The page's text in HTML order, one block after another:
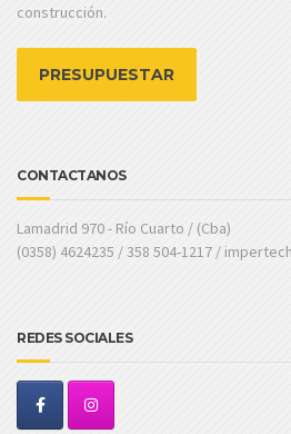
construcción.
PRESUPUESTAR
CONTACTANOS
Lamadrid 970 - Río Cuarto / (Cba)
(0358) 4624235 / 358 504-1217 /
REDES SOCIALES